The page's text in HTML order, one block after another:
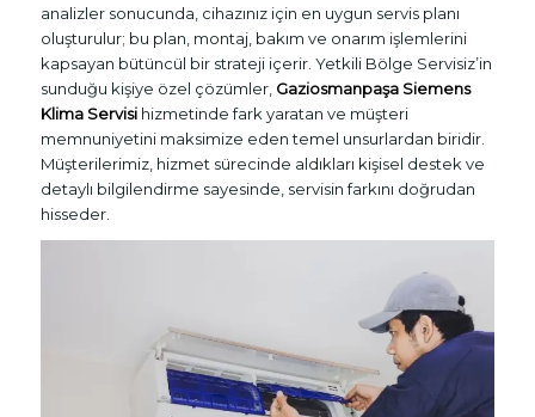
analizler sonucunda, cihazınız için en uygun servis planı
oluşturulur; bu plan, montaj, bakım ve onarım işlemlerini
kapsayan bütüncül bir strateji içerir. Yetkili Bölge Servisiz’in
sunduğu kişiye özel çözümler, Gaziosmanpaşa Siemens
Klima Servisihizmetinde fark yaratan ve müşteri
memnuniyetini maksimize eden temel unsurlardan biridir.
Müşterilerimiz, hizmet sürecinde aldıkları kişisel destek ve
detaylı bilgilendirme sayesinde, servisin farkını doğrudan
hisseder.